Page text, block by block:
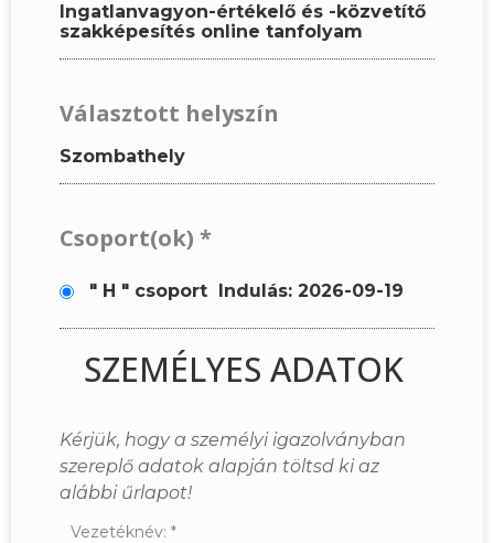
Ingatlanvagyon-értékelő és -közvetítő
szakképesítés online tanfolyam
Választott helyszín
Szombathely
Csoport(ok) *
" H " csoport Indulás: 2026-09-19
SZEMÉLYES ADATOK
Kérjük, hogy a személyi igazolványban
szereplő adatok alapján töltsd ki az
alábbi űrlapot!
Vezetéknév: *